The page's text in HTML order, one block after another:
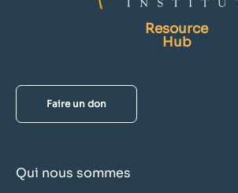
Resource
Hub
Faire un don
Qui nous sommes